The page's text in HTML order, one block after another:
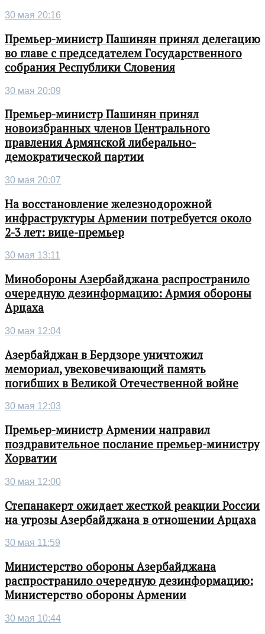
30 мая 20:16
Премьер-министр Пашинян принял делегацию
во главе с председателем Государственного
собрания Республики Словения
30 мая 20:09
Премьер-министр Пашинян принял
новоизбранных членов Центрального
правления Армянской либерально-
демократической партии
30 мая 20:07
На восстановление железнодорожной
инфраструктуры Армении потребуется около
2-3 лет: вице-премьер
30 мая 13:11
Минобороны Азербайджана распространило
очередную дезинформацию: Армия обороны
Арцаха
30 мая 12:04
Азербайджан в Бердзоре уничтожил
мемориал, увековечивающий память
погибших в Великой Отечественной войне
30 мая 12:03
Премьер-министр Армении направил
поздравительное послание премьер-министру
Хорватии
30 мая 12:00
Степанакерт ожидает жесткой реакции России
на угрозы Азербайджана в отношении Арцаха
30 мая 11:59
Министерство обороны Азербайджана
распространило очередную дезинформацию:
Министерство обороны Армении
30 мая 10:44